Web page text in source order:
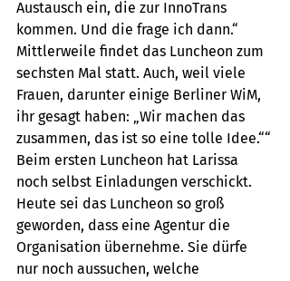
Austausch ein, die zur InnoTrans
kommen. Und die frage ich dann.“
Mittlerweile findet das Luncheon zum
sechsten Mal statt. Auch, weil viele
Frauen, darunter einige Berliner WiM,
ihr gesagt haben: „Wir machen das
zusammen, das ist so eine tolle Idee.““
Beim ersten Luncheon hat Larissa
noch selbst Einladungen verschickt.
Heute sei das Luncheon so groß
geworden, dass eine Agentur die
Organisation übernehme. Sie dürfe
nur noch aussuchen, welche